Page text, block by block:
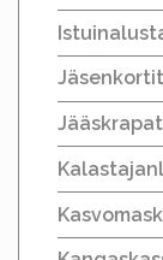
Jääskrapat